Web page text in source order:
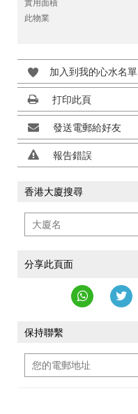
實用面積
此物業
加入到我的心水名單
打印此頁
發送電郵給好友
報告錯誤
香港大廈搜尋
分享此頁面
保持聯繫